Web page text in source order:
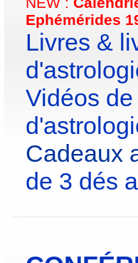
Ephémérides
Livres &
Vidéos
Cadeaux
de 3 dés